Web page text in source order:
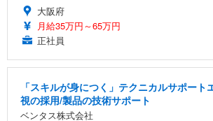
大阪府
月給35万円～65万円
正社員
「スキルが身につく」テクニカルサポート
視の採用/製品の技術サポート
ベンタス株式会社